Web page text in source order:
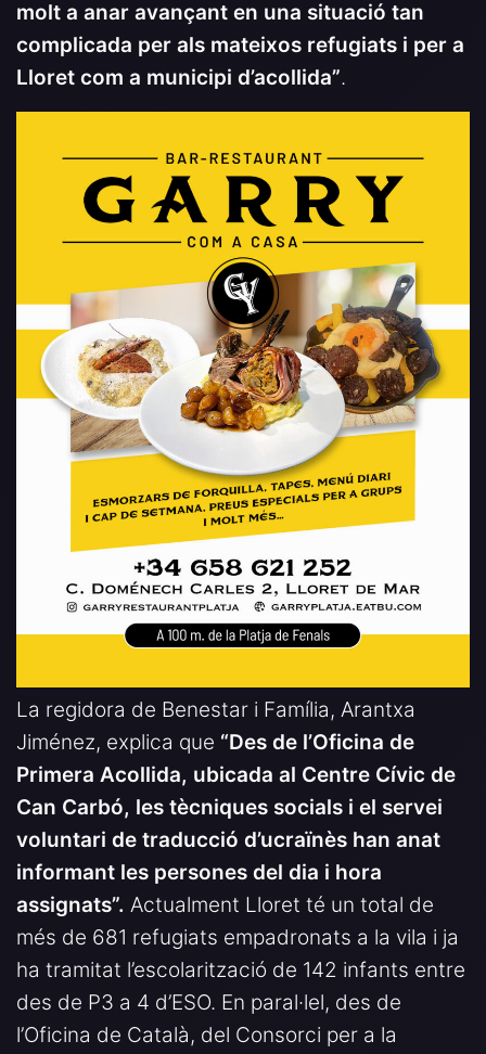
molt a anar avançant en una situació tan
complicada per als mateixos refugiats i per a
Lloret com a municipi d’acollida”.
La regidora de Benestar i Família, Arantxa
Jiménez, explica que “Des de l’Oficina de
Primera Acollida, ubicada al Centre Cívic de
Can Carbó, les tècniques socials i el servei
voluntari de traducció d’ucraïnès han anat
informant les persones del dia i hora
assignats”. Actualment Lloret té un total de
més de 681 refugiats empadronats a la vila i ja
ha tramitat l’escolarització de 142 infants entre
des de P3 a 4 d’ESO. En paral·lel, des de
l’Oficina de Català, del Consorci per a la